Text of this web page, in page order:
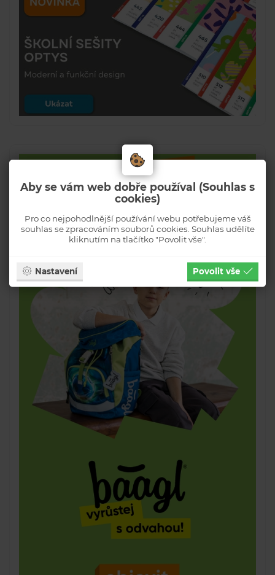
Aby se vám web dobře používal (Souhlas s
cookies)
Pro co nejpohodlnější používání webu potřebujeme váš
souhlas se zpracováním souborů cookies. Souhlas udělíte
kliknutím na tlačítko "Povolit vše".
Nastavení Povolit vše